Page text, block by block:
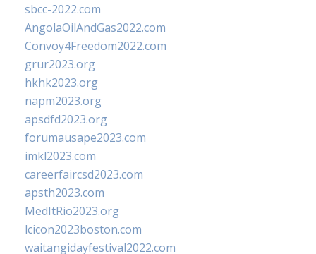
sbcc-2022.com
AngolaOilAndGas2022.com
Convoy4Freedom2022.com
grur2023.org
hkhk2023.org
napm2023.org
apsdfd2023.org
forumausape2023.com
imkl2023.com
careerfaircsd2023.com
apsth2023.com
MedItRio2023.org
lcicon2023boston.com
waitangidayfestival2022.com